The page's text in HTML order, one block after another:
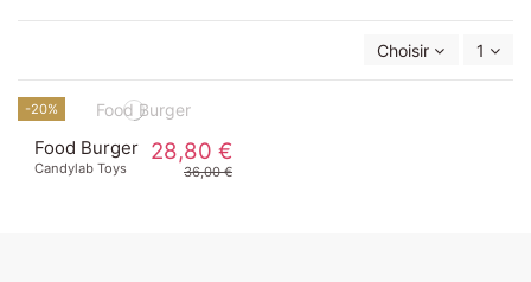
Choisir 1
-20%
Food Burger
Candylab Toys
28,80 €
36,00 €